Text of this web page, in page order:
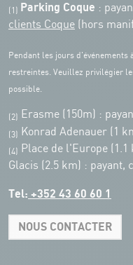
(1) Parking Coque :
clients Coque (hors
Pendant les jours d'événements
restreintes. Veuillez privilégier
possible.
(2) Erasme (150m) :
(3) Konrad Adenauer (1
(4)
Place de l'Europe
Glacis (2.5 km) : payant,
Tel: +352 43 60 60 1
NOUS CONTACTER
Leaflet|Map tiles by Carto,